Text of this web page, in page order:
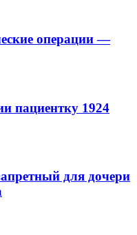
операции —
пациентку 1924
для дочери